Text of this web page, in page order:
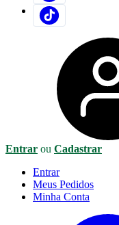
Entrar ou Cadastrar
Entrar
Meus Pedidos
Minha Conta